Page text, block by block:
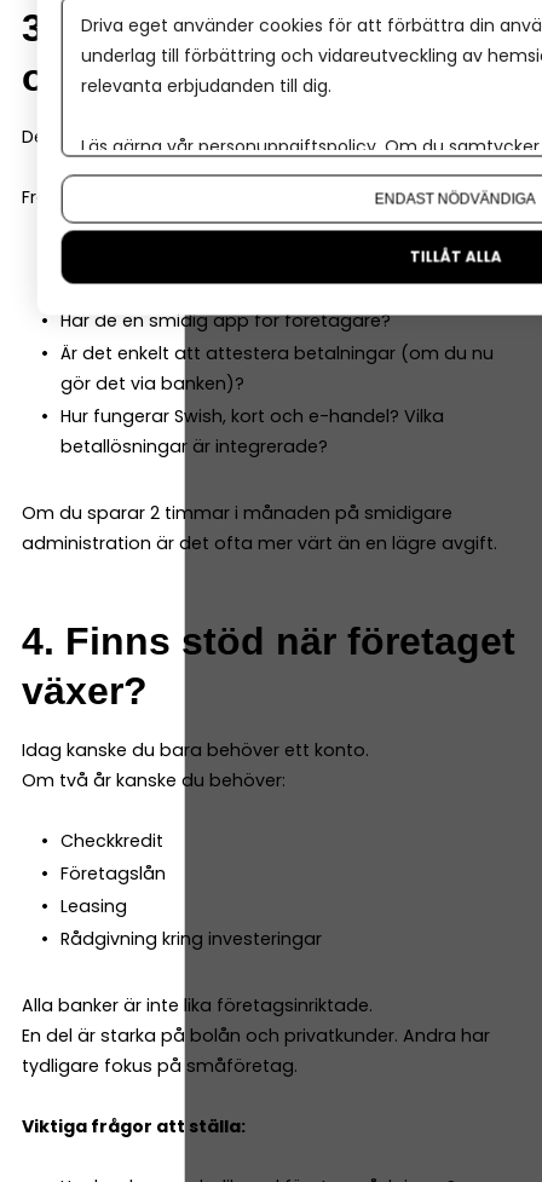
3. Vilka digitala tjänster
och integrationer finns
Det här är underskattat.
Fråga dig:
bokföringsprogram?
Har de en smidig app för företagare?
Är det enkelt att attestera betalningar (om du nu
gör det via banken)?
Hur fungerar Swish, kort och e-handel? Vilka
betallösningar är integrerade?
Om du sparar 2 timmar i månaden på smidigare
administration är det ofta mer värt än en lägre avgift.
4. Finns stöd när företaget
växer?
Idag kanske du bara behöver ett konto.
Om två år kanske du behöver:
Checkkredit
Företagslån
Leasing
Rådgivning kring investeringar
Alla banker är inte lika företagsinriktade.
En del är starka på bolån och privatkunder. Andra har
tydligare fokus på småföretag.
Viktiga frågor att ställa:
Driva eget använder cookies för att förbättra din
underlag till förbättring och vidareutveckling av
relevanta erbjudanden till dig.
Läs gärna vår personuppgiftspolicy. Om du
Om du vill ändra ditt val i efterhand hittar du den
ENDAST NÖDVÄNDIGA
TILLÅT ALLA